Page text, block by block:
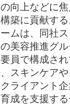
向上などに
築に貢献す
ムは、同社
美容推進グ
員で構成さ
スキンケア
ライアント
成を支援す